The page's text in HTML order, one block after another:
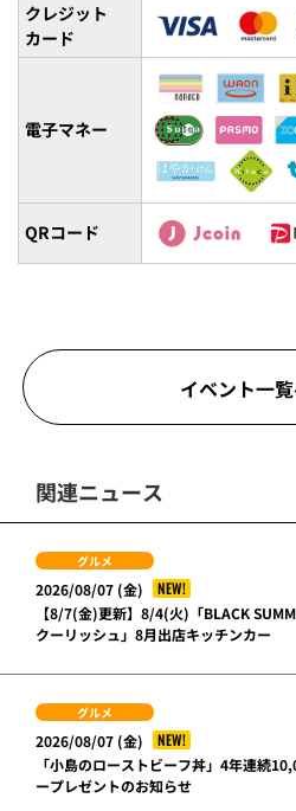
クレジット
カード
電子マネー
QRコード
イベント一
関連ニュース
グルメ
2026/08/07 (金)
NEW!
【8/7(金)更新】8/4(火)「BLACK
クーリッシュ」8月出店キッチンカー
グルメ
2026/08/07 (金)
NEW!
「小島のローストビーフ丼」4年連続
ープレゼントのお知らせ